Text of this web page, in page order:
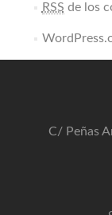
RSS de los
C/ Peñas